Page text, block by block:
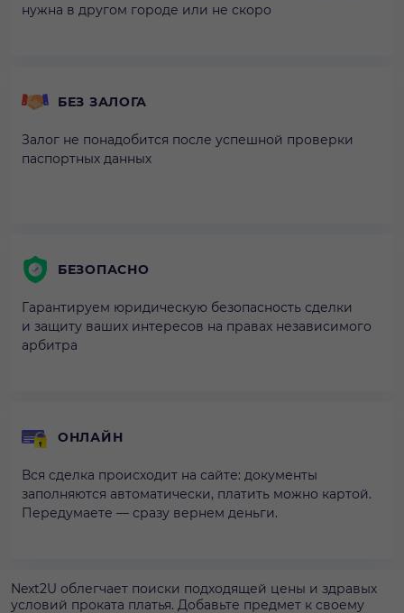
нужна в другом городе или не скоро
БЕЗ ЗАЛОГА
Залог не понадобится после успешной проверки
паспортных данных
БЕЗОПАСНО
Гарантируем юридическую безопасность сделки
и защиту ваших интересов на правах независимого
арбитра
ОНЛАЙН
Вся сделка происходит на сайте: документы
заполняются автоматически, платить можно картой.
Передумаете — сразу вернем деньги.
Next2U облегчает поиски подходящей цены и здравых
условий проката платья. Добавьте предмет к своему